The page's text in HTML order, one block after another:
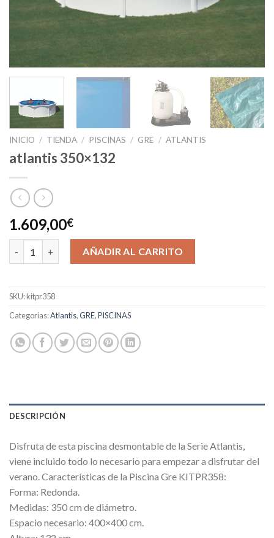
INICIO / TIENDA / PISCINAS / GRE / ATLANTIS
atlantis 350×132
1.609,00€
atlantis 350x132 cantidadAÑADIR AL CARRITO
SKU:kitpr358
Categorías:Atlantis,GRE,PISCINAS
DESCRIPCIÓN
Disfruta de esta piscina desmontable de la Serie Atlantis,
viene incluido todo lo necesario para empezar a disfrutar del
verano. Características de la Piscina Gre KITPR358:
Forma: Redonda.
Medidas: 350 cm de diámetro.
Espacio necesario: 400×400 cm.